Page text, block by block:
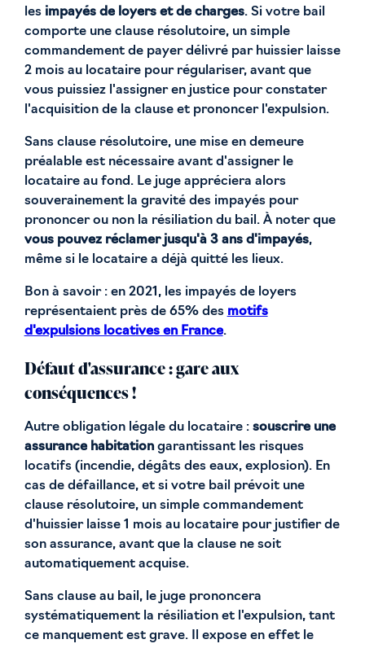
les impayés de loyers et de charges. Si votre bail
comporte une clause résolutoire, un simple
commandement de payer délivré par huissier laisse
2 mois au locataire pour régulariser, avant que
vous puissiez l'assigner en justice pour constater
l'acquisition de la clause et prononcer l'expulsion.
Sans clause résolutoire, une mise en demeure
préalable est nécessaire avant d'assigner le
locataire au fond. Le juge appréciera alors
souverainement la gravité des impayés pour
prononcer ou non la résiliation du bail. À noter que
vous pouvez réclamer jusqu'à 3 ans d'impayés,
même si le locataire a déjà quitté les lieux.
Bon à savoir : en 2021, les impayés de loyers
représentaient près de 65% des motifs
d'expulsions locatives en France.
Défaut d'assurance : gare aux
conséquences !
Autre obligation légale du locataire : souscrire une
assurance habitationgarantissant les risques
locatifs (incendie, dégâts des eaux, explosion). En
cas de défaillance, et si votre bail prévoit une
clause résolutoire, un simple commandement
d'huissier laisse 1 mois au locataire pour justifier de
son assurance, avant que la clause ne soit
automatiquement acquise.
Sans clause au bail, le juge prononcera
systématiquement la résiliation et l'expulsion, tant
ce manquement est grave. Il expose en effet le